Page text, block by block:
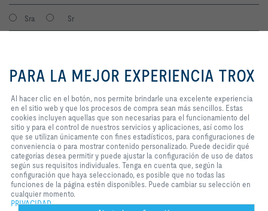
Sra Sr
Consiento que mis datos sean guardados en cumplimiento con la
política de protección de datos de TROX.
Login
Inicio Contactos Condiciones de contratación
Aviso legal
2026 © TROX México S.A. de C.V.
permite brindarle una excelente
experiencia en el sitio web y que
sencillos. Estas cookies incluyen
aquellas que son necesarias para
el funcionamiento del sitio y para
el control de nuestros servicios y
aplicaciones, así como los que se
utilizan únicamente con fines
estadísticos, para configuraciones
de conveniencia o para mostrar
contenido personalizado. Puede
decidir qué categorías desea
configuración de uso de datos
PARA LA MEJOR EXPERIENCIA TROX
Al hacer clic en el botón, nos permite brindarle una excelente experiencia
en el sitio web y que los procesos de compra sean más sencillos. Estas
cookies incluyen aquellas que son necesarias para el funcionamiento del
sitio y para el control de nuestros servicios y aplicaciones, así como los
que se utilizan únicamente con fines estadísticos, para configuraciones de
conveniencia o para mostrar contenido personalizado. Puede decidir qué
categorías desea permitir y puede ajustar la configuración de uso de datos
según sus requisitos individuales. Tenga en cuenta que, según la
configuración que haya seleccionado, es posible que no todas las
funciones de la página estén disponibles. Puede cambiar su selección en
cualquier momento.
PRIVACIDAD